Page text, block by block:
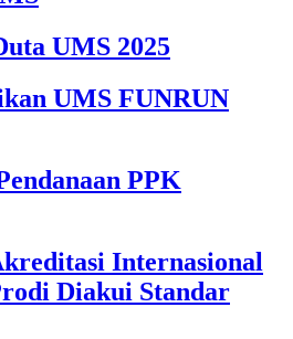
UMS 2025
UMS FUNRUN
PPK
Internasional
Diakui Standar